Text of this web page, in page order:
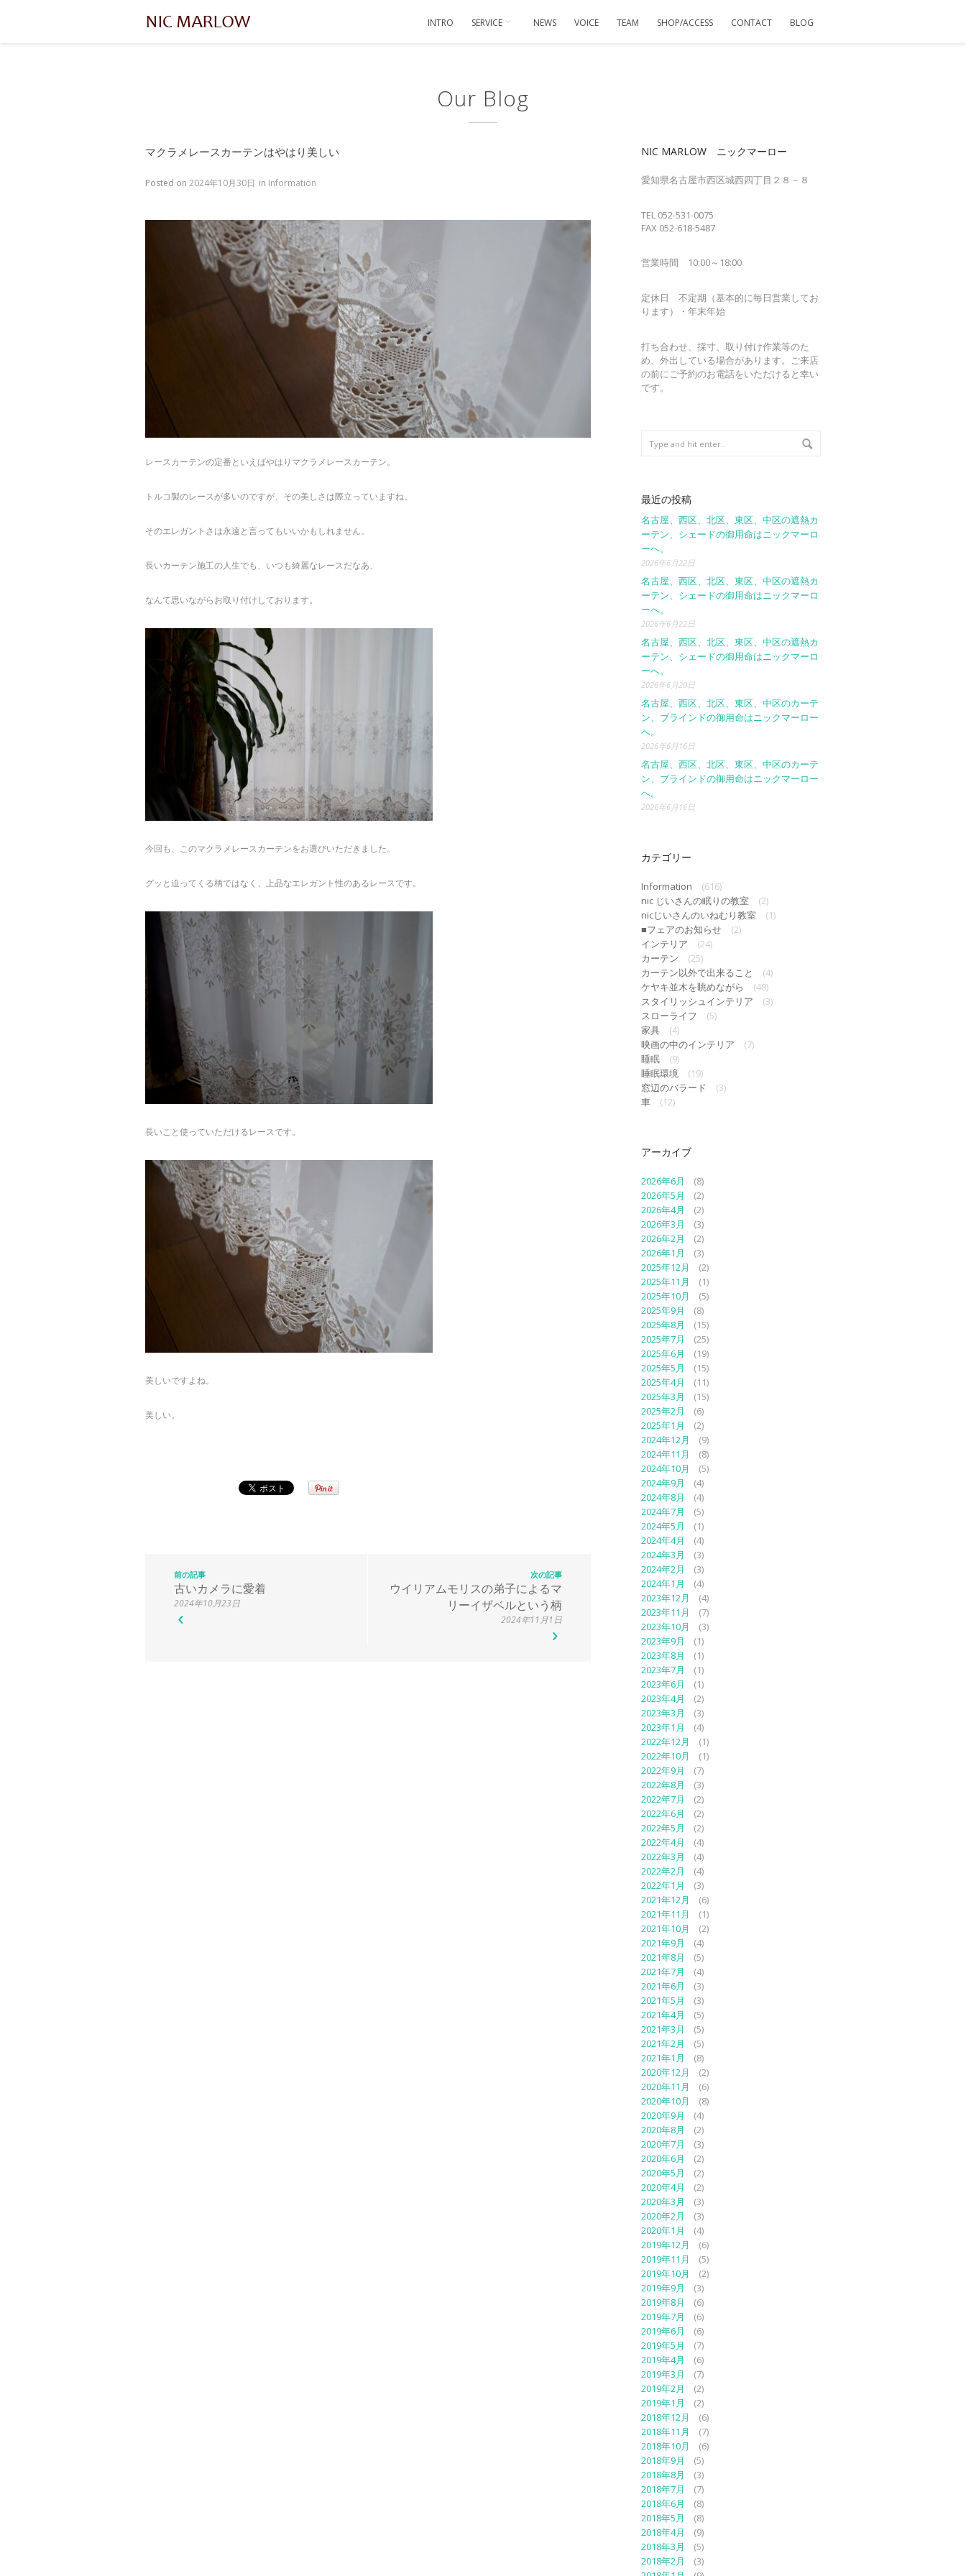
INTRO SERVICE NEWS VOICE TEAM SHOP/ACCESS CONTACT BLOG
Our Blog
マクラメレースカーテンはやはり美しい
Posted on 2024年10月30日 in Information
レースカーテンの定番といえばやはりマクラメレースカーテン。
トルコ製のレースが多いのですが、その美しさは際立っていますね。
そのエレガントさは永遠と言ってもいいかもしれません。
長いカーテン施工の人生でも、いつも綺麗なレースだなあ、
なんて思いながらお取り付けしております。
今回も、このマクラメレースカーテンをお選びいただきました。
グッと迫ってくる柄ではなく、上品なエレガント性のあるレースです。
長いこと使っていただけるレースです。
美しいですよね。
美しい。
前の記事
古いカメラに愛着
2024年10月23日
次の記事
ウイリアムモリスの弟子によるマ
リーイザベルという柄
2024年11月1日
NIC MARLOW ニックマーロー
愛知県名古屋市西区城西四丁目２８－８
TEL 052-531-0075
FAX 052-618-5487
営業時間 10:00～18:00
定休日 不定期（基本的に毎日営業してお
ります）・年末年始
打ち合わせ、採寸、取り付け作業等のた
め、外出している場合があります。ご来店
の前にご予約のお電話をいただけると幸い
です。
最近の投稿
名古屋、西区、北区、東区、中区の遮熱カ
ーテン、シェードの御用命はニックマーロ
ーへ。
2026年6月22日
名古屋、西区、北区、東区、中区の遮熱カ
ーテン、シェードの御用命はニックマーロ
ーへ。
2026年6月22日
名古屋、西区、北区、東区、中区の遮熱カ
ーテン、シェードの御用命はニックマーロ
ーへ。
2026年6月20日
名古屋、西区、北区、東区、中区のカーテ
ン、ブラインドの御用命はニックマーロー
へ。
2026年6月16日
名古屋、西区、北区、東区、中区のカーテ
ン、ブラインドの御用命はニックマーロー
へ。
2026年6月16日
カテゴリー
Information
(616)
nic じいさんの眠りの教室
(2)
nicじいさんのいねむり教室
(1)
■フェアのお知らせ
(2)
インテリア
(24)
カーテン
(25)
カーテン以外で出来ること
(4)
ケヤキ並木を眺めながら
(48)
スタイリッシュインテリア
(3)
スローライフ
(5)
家具
(4)
映画の中のインテリア
(7)
睡眠
(9)
睡眠環境
(19)
窓辺のバラード
(3)
車
(12)
アーカイブ
2026年6月
(8)
2026年5月
(2)
2026年4月
(2)
2026年3月
(3)
2026年2月
(2)
2026年1月
(3)
2025年12月
(2)
2025年11月
(1)
2025年10月
(5)
2025年9月
(8)
2025年8月
(15)
2025年7月
(25)
2025年6月
(19)
2025年5月
(15)
2025年4月
(11)
2025年3月
(15)
2025年2月
(6)
2025年1月
(2)
2024年12月
(9)
2024年11月
(8)
2024年10月
(5)
2024年9月
(4)
2024年8月
(4)
2024年7月
(5)
2024年5月
(1)
2024年4月
(4)
2024年3月
(3)
2024年2月
(3)
2024年1月
(4)
2023年12月
(4)
2023年11月
(7)
2023年10月
(3)
2023年9月
(1)
2023年8月
(1)
2023年7月
(1)
2023年6月
(1)
2023年4月
(2)
2023年3月
(3)
2023年1月
(4)
2022年12月
(1)
2022年10月
(1)
2022年9月
(7)
2022年8月
(3)
2022年7月
(2)
2022年6月
(2)
2022年5月
(2)
2022年4月
(4)
2022年3月
(4)
2022年2月
(4)
2022年1月
(3)
2021年12月
(6)
2021年11月
(1)
2021年10月
(2)
2021年9月
(4)
2021年8月
(5)
2021年7月
(4)
2021年6月
(3)
2021年5月
(3)
2021年4月
(5)
2021年3月
(5)
2021年2月
(5)
2021年1月
(8)
2020年12月
(2)
2020年11月
(6)
2020年10月
(8)
2020年9月
(4)
2020年8月
(2)
2020年7月
(3)
2020年6月
(2)
2020年5月
(2)
2020年4月
(2)
2020年3月
(3)
2020年2月
(3)
2020年1月
(4)
2019年12月
(6)
2019年11月
(5)
2019年10月
(2)
2019年9月
(3)
2019年8月
(6)
2019年7月
(6)
2019年6月
(6)
2019年5月
(7)
2019年4月
(6)
2019年3月
(7)
2019年2月
(2)
2019年1月
(2)
2018年12月
(6)
2018年11月
(7)
2018年10月
(6)
2018年9月
(5)
2018年8月
(3)
2018年7月
(7)
2018年6月
(8)
2018年5月
(8)
2018年4月
(9)
2018年3月
(5)
2018年2月
(3)